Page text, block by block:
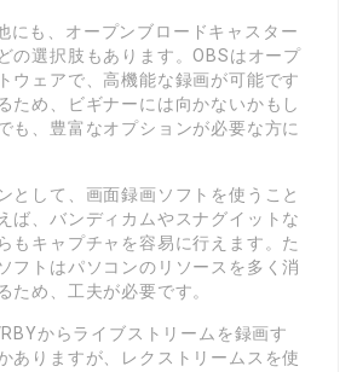
にも、オープンブロードキャスター
の選択肢もあります。OBSはオープ
ウェアで、高機能な録画が可能です
ため、ビギナーには向かないかもし
も、豊富なオプションが必要な方に
として、画面録画ソフトを使うこと
ば、バンディカムやスナグイットな
もキャプチャを容易に行えます。た
フトはパソコンのリソースを多く消
ため、工夫が必要です。
からライブストリームを録画す
ありますが、レクストリームスを使